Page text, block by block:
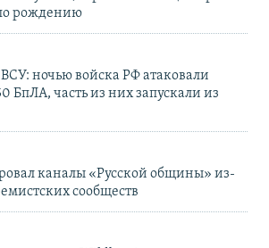
рождению
ночью войска РФ атаковали
БпЛА, часть из них запускали из
каналы «Русской общины» из-
сообществ